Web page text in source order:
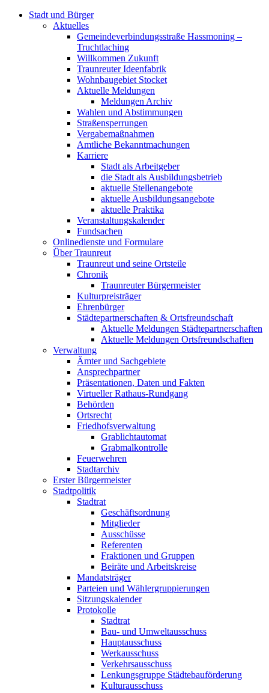
Stadt und Bürger
Aktuelles
Gemeindeverbindungsstraße Hassmoning –
Truchtlaching
Willkommen Zukunft
Traunreuter Ideenfabrik
Wohnbaugebiet Stocket
Aktuelle Meldungen
Meldungen Archiv
Wahlen und Abstimmungen
Straßensperrungen
Vergabemaßnahmen
Amtliche Bekanntmachungen
Karriere
Stadt als Arbeitgeber
die Stadt als Ausbildungsbetrieb
aktuelle Stellenangebote
aktuelle Ausbildungsangebote
aktuelle Praktika
Veranstaltungskalender
Fundsachen
Onlinedienste und Formulare
Über Traunreut
Traunreut und seine Ortsteile
Chronik
Traunreuter Bürgermeister
Kulturpreisträger
Ehrenbürger
Städtepartnerschaften & Ortsfreundschaft
Aktuelle Meldungen Städtepartnerschaften
Aktuelle Meldungen Ortsfreundschaften
Verwaltung
Ämter und Sachgebiete
Ansprechpartner
Präsentationen, Daten und Fakten
Virtueller Rathaus-Rundgang
Behörden
Ortsrecht
Friedhofsverwaltung
Grablichtautomat
Grabmalkontrolle
Feuerwehren
Stadtarchiv
Erster Bürgermeister
Stadtpolitik
Stadtrat
Geschäftsordnung
Mitglieder
Ausschüsse
Referenten
Fraktionen und Gruppen
Beiräte und Arbeitskreise
Mandatsträger
Parteien und Wählergruppierungen
Sitzungskalender
Protokolle
Stadtrat
Bau- und Umweltausschuss
Hauptausschuss
Werkausschuss
Verkehrsausschuss
Lenkungsgruppe Städtebauförderung
Kulturausschuss